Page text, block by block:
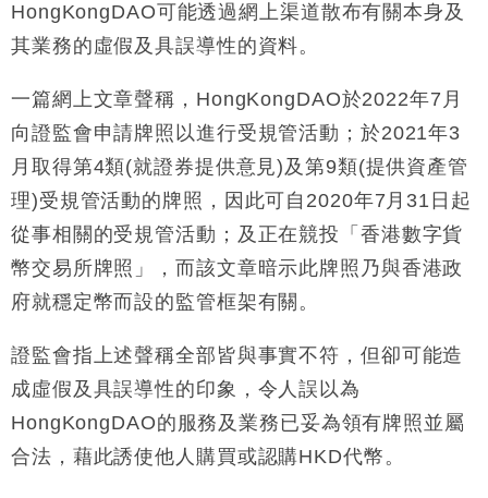
12:44
財經｜日本春季三度入市撐日圓 4月單日斥6.28萬億
日圓干預創新高
張
15:59
財經｜SA售股自救後再出手 斥4億美元押注未上市公
司
HongKongDAO可能透過網上渠道散布有關本身及
其業務的虛假及具誤導性的資料。
一篇網上文章聲稱，HongKongDAO於2022年7月
向證監會申請牌照以進行受規管活動；於2021年3
月取得第4類(就證券提供意見)及第9類(提供資產管
理)受規管活動的牌照，因此可自2020年7月31日起
從事相關的受規管活動；及正在競投「香港數字貨
幣交易所牌照」，而該文章暗示此牌照乃與香港政
府就穩定幣而設的監管框架有關。
證監會指上述聲稱全部皆與事實不符，但卻可能造
成虛假及具誤導性的印象，令人誤以為
HongKongDAO的服務及業務已妥為領有牌照並屬
合法，藉此誘使他人購買或認購HKD代幣。